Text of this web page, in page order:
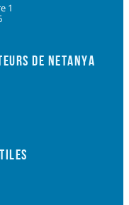
1
DE NETANYA